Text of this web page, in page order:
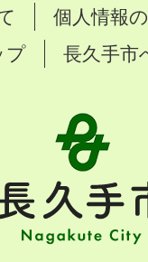
個人情報
プ
長久手市